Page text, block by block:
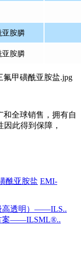
亚胺膦
亚胺膦
和全球销售，拥有自
此得到保障，
酰亚胺盐 EMI-
高透明）——ILS..
案——ILSML®..